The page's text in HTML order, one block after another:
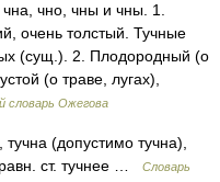
чно, чны и чны. 1.
очень толстый. Тучные
(сущ.). 2. Плодородный (о
(о траве, лугах),
словарь Ожегова
(допустимо тучна),
ст. тучнее …
Словарь